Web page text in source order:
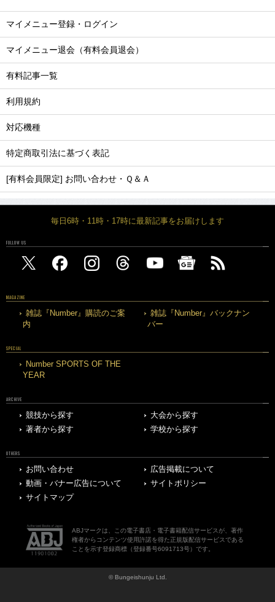
マイメニュー登録・ログイン
マイメニュー退会（有料会員退会）
有料記事一覧
利用規約
対応機種
特定商取引法に基づく表記
[有料会員限定] お問い合わせ・Ｑ＆Ａ
毎日6時・11時・17時に最新記事をお届けします
FOLLOW US
MAGAZINE
雑誌『Number』購読のご案
内
雑誌『Number』バックナン
バー
SPECIAL
Number SPORTS OF THE
YEAR
ARCHIVE
競技から探す
大会から探す
著者から探す
学校から探す
OTHERS
お問い合わせ
広告掲載について
動画・バナー広告について
サイトポリシー
サイトマップ
ABJマークは、この電子書店・電子書籍配信サービスが、著作
権者からコンテンツ使用許諾を得た正規版配信サービスである
ことを示す登録商標（登録番号6091713号）です。
© Bungeishunju Ltd.